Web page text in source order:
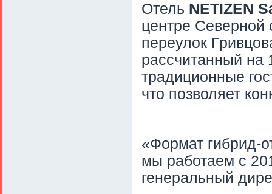
Отель NETIZEN
центре Северной
переулок
рассчитанный на
традиционные
что позволяет
«Формат гибрид-
мы работаем с
генеральный